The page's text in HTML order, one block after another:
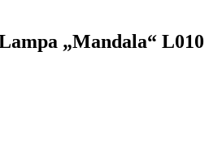
„Mandala“ L010